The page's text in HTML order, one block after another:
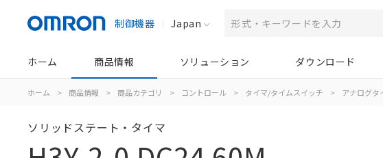
制御機器 Japan
ホーム 商品情報 ソリューション ダウンロード
ホーム > 商品情報 > 商品カテゴリ > コントロール > タイマ/タイムスイッチ > アナログタ
ソリッドステート・タイマ